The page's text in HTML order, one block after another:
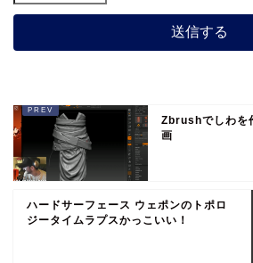
Zbrushでしわを
画
ハードサーフェース ウェポンのトポロ
ジータイムラプスかっこいい！